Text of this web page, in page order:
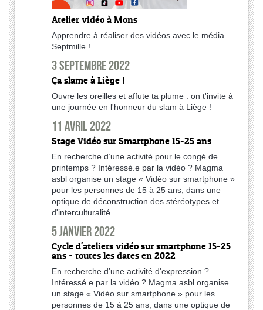
Atelier vidéo à Mons
Apprendre à réaliser des vidéos avec le média
Septmille !
3 septembre 2022
Ça slame à Liège !
Ouvre les oreilles et affute ta plume : on t'invite à
une journée en l'honneur du slam à Liège !
11 avril 2022
Stage Vidéo sur Smartphone 15-25 ans
En recherche d’une activité pour le congé de
printemps ? Intéressé.e par la vidéo ? Magma
asbl organise un stage « Vidéo sur smartphone »
pour les personnes de 15 à 25 ans, dans une
optique de déconstruction des stéréotypes et
d'interculturalité.
5 janvier 2022
Cycle d'ateliers vidéo sur smartphone 15-25
ans - toutes les dates en 2022
En recherche d’une activité d'expression ?
Intéressé.e par la vidéo ? Magma asbl organise
un stage « Vidéo sur smartphone » pour les
personnes de 15 à 25 ans, dans une optique de